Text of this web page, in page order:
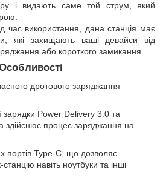
і видають саме той струм, який
час використання, дана станція має
які захищають ваші девайси від
або короткого замикання.
дротового заряджання
зарядки Power Delivery 3.0 та
здійснює процес заряджання на
портів Type-C, що дозволяє
навіть ноутбуки та інші